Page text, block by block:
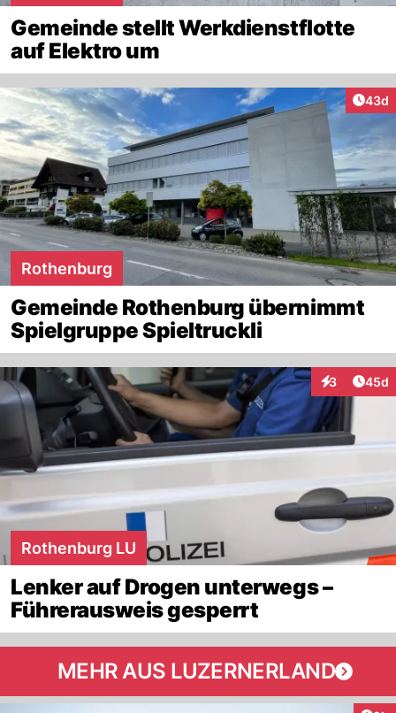
Gemeinde stellt Werkdienstflotte
auf Elektro um
43d
Rothenburg
Gemeinde Rothenburg übernimmt
Spielgruppe Spieltruckli
3
Interaktionen
45d
Rothenburg LU
Lenker auf Drogen unterwegs –
Führerausweis gesperrt
MEHR AUS LUZERNERLAND